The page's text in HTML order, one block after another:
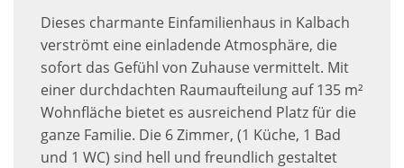
Dieses charmante Einfamilienhaus in Kalbach
verströmt eine einladende Atmosphäre, die
sofort das Gefühl von Zuhause vermittelt. Mit
einer durchdachten Raumaufteilung auf 135 m²
Wohnfläche bietet es ausreichend Platz für die
ganze Familie. Die 6 Zimmer, (1 Küche, 1 Bad
und 1 WC) sind hell und freundlich gestaltet